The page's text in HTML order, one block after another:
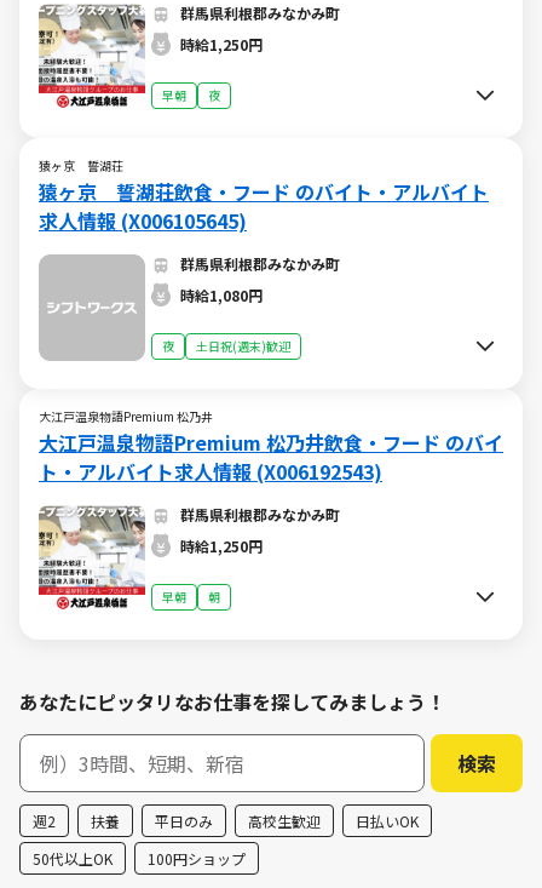
群馬県利根郡みなかみ町
時給1,250円
早朝 夜
猿ヶ京 誓湖荘
猿ヶ京 誓湖荘飲食・フード のバイト・アルバイト
求人情報 (X006105645)
群馬県利根郡みなかみ町
時給1,080円
夜 土日祝(週末)歓迎
大江戸温泉物語Premium 松乃井
大江戸温泉物語Premium 松乃井飲食・フード のバイ
ト・アルバイト求人情報 (X006192543)
群馬県利根郡みなかみ町
時給1,250円
早朝 朝
あなたにピッタリなお仕事を探してみましょう！
週2 扶養 平日のみ 高校生歓迎
日払いOK
50代以上OK
100円ショップ